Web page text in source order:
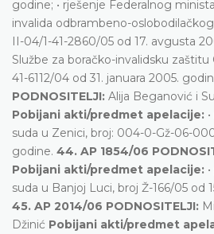
godine; • rješenje Federalnog
invalida odbrambeno-
II-04/1-41-2860/05 od 17. avgusta
Službe za boračko-invalidsku
41-6112/04 od 31. januara 2005.
PODNOSITELJI: Alija Beganović i
Pobijani akti/predmet apelacije:
suda u Zenici, broj: 004-0-Gž-06-
godine. 44. AP 1854/06
Pobijani akti/predmet apelacije:
suda u Banjoj Luci, broj Ž-166/05 od
45. AP 2014/06 PODNOSITELJI:
Džinić Pobijani akti/predmet